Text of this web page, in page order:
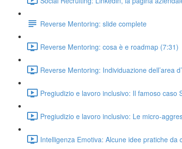
Reverse Mentoring: slide complete
Reverse Mentoring: cosa è e roadmap (7:31)
Reverse Mentoring: Individuazione dell’area
Pregiudizio e lavoro inclusivo: Il famoso
Pregiudizio e lavoro inclusivo: Le micro-
Intelligenza Emotiva: Alcune idee pratiche